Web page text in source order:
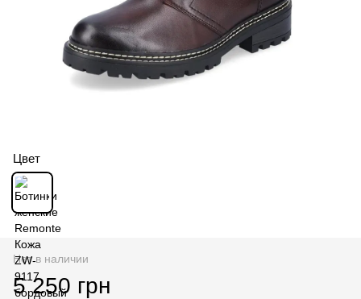
Цвет
Нет в наличии
5 250 грн